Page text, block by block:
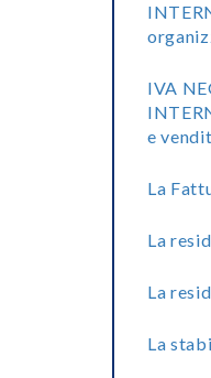
IVA
e
La
La
La
La